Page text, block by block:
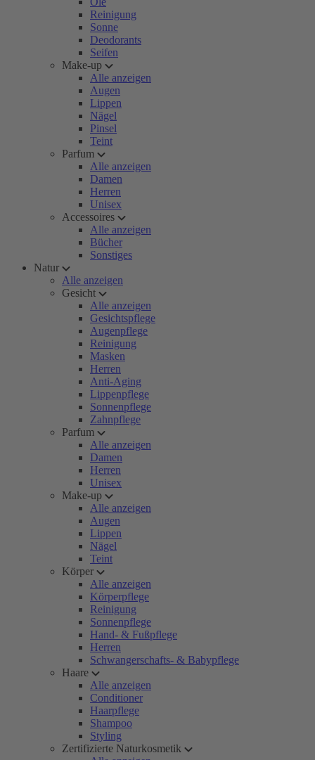
Reinigung
Sonne
Deodorants
Seifen
Make-up
Alle anzeigen
Augen
Lippen
Nägel
Pinsel
Teint
Parfum
Alle anzeigen
Damen
Herren
Unisex
Accessoires
Alle anzeigen
Bücher
Sonstiges
Natur
Alle anzeigen
Gesicht
Alle anzeigen
Gesichtspflege
Augenpflege
Reinigung
Masken
Herren
Anti-Aging
Lippenpflege
Sonnenpflege
Zahnpflege
Parfum
Alle anzeigen
Damen
Herren
Unisex
Make-up
Alle anzeigen
Augen
Lippen
Nägel
Teint
Körper
Alle anzeigen
Körperpflege
Reinigung
Sonnenpflege
Hand- & Fußpflege
Herren
Schwangerschafts- & Babypflege
Haare
Alle anzeigen
Conditioner
Haarpflege
Shampoo
Styling
Zertifizierte Naturkosmetik